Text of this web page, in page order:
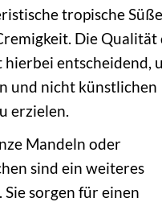
tropische
Die Qualität
hierbei entscheidend,
und nicht künstlichen
erzielen.
Mandeln oder
sind ein weiteres
Sie sorgen für einen